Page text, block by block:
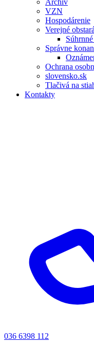
Archív
VZN
Hospodárenie
Verejné
Správne
Ochrana
slovensko.sk
Tlačivá na
Kontakty
036 6398 112